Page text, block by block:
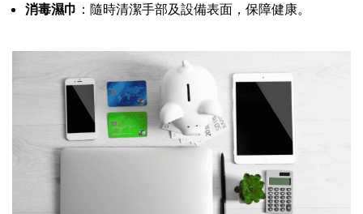
消毒濕巾 ：隨時清潔手部及設備表面，保障健康。